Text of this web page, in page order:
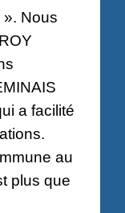
Nous
a facilité
au
plus que